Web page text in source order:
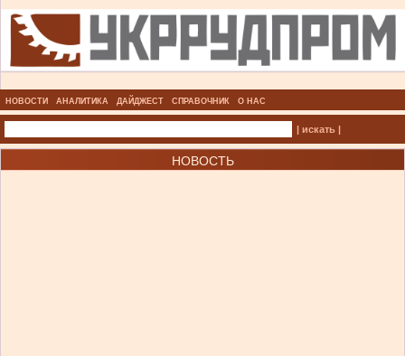
НОВОСТИ АНАЛИТИКА ДАЙДЖЕСТ СПРАВОЧНИК О НАС
| искать |
НОВОСТЬ